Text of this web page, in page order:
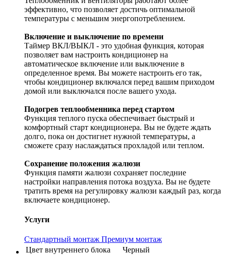
эффективно, что позволяет достичь оптимальной
температуры с меньшим энергопотреблением.
Включение и выключение по времени
Таймер ВКЛ/ВЫКЛ - это удобная функция, которая
позволяет вам настроить кондиционер на
автоматическое включение или выключение в
определенное время. Вы можете настроить его так,
чтобы кондиционер включался перед вашим приходом
домой или выключался после вашего ухода.
Подогрев теплообменника перед стартом
Функция теплого пуска обеспечивает быстрый и
комфортный старт кондиционера. Вы не будете ждать
долго, пока он достигнет нужной температуры, а
сможете сразу наслаждаться прохладой или теплом.
Сохранение положения жалюзи
Функция памяти жалюзи сохраняет последние
настройки направления потока воздуха. Вы не будете
тратить время на регулировку жалюзи каждый раз, когда
включаете кондиционер.
Услуги
Стандартный монтаж Премиум монтаж
Цвет внутреннего блока
Черный